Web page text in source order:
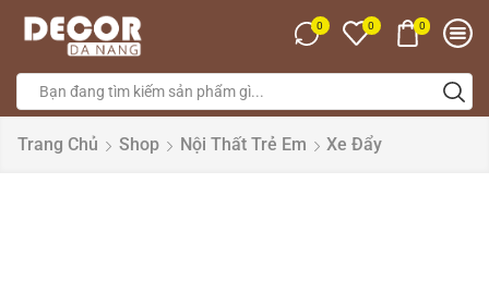
0 0 0
Trang Chủ Shop Nội Thất Trẻ Em Xe Đẩy